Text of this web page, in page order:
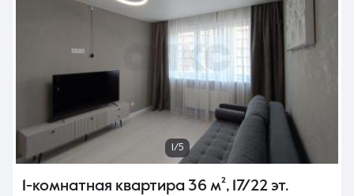
1/5
1-комнатная квартира 36 м², 17/22 эт.